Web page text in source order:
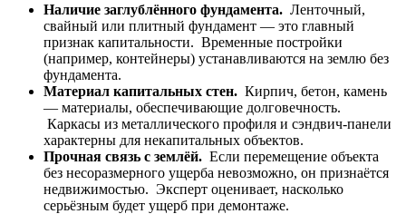
Наличие заглублённого фундамента. Ленточный,
свайный или плитный фундамент — это главный
признак капитальности. Временные постройки
(например, контейнеры) устанавливаются на землю без
фундамента.
Материал капитальных стен. Кирпич, бетон, камень
— материалы, обеспечивающие долговечность.
Каркасы из металлического профиля и сэндвич-панели
характерны для некапитальных объектов.
Прочная связь с землёй. Если перемещение объекта
без несоразмерного ущерба невозможно, он признаётся
недвижимостью. Эксперт оценивает, насколько
серьёзным будет ущерб при демонтаже.